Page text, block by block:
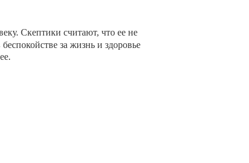
Скептики считают, что ее не
за жизнь и здоровье